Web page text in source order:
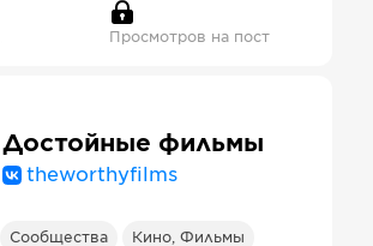
Просмотров на пост
Достойные фильмы
theworthyfilms
Сообщества Кино, Фильмы